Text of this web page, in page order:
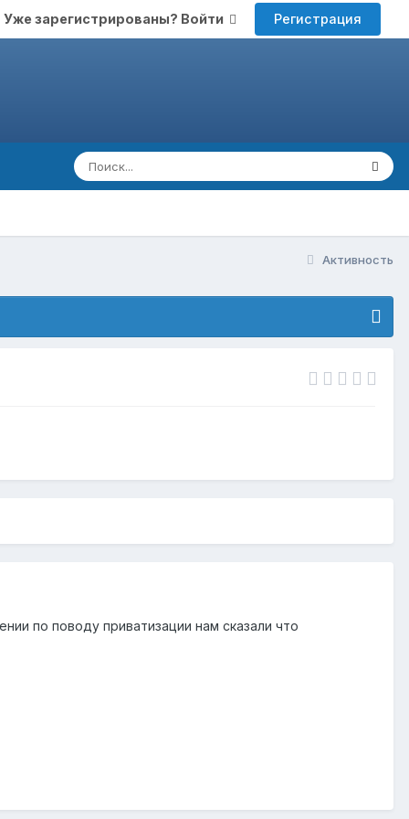
Уже зарегистрированы? Войти Регистрация
Активность
по поводу приватизации нам сказали что